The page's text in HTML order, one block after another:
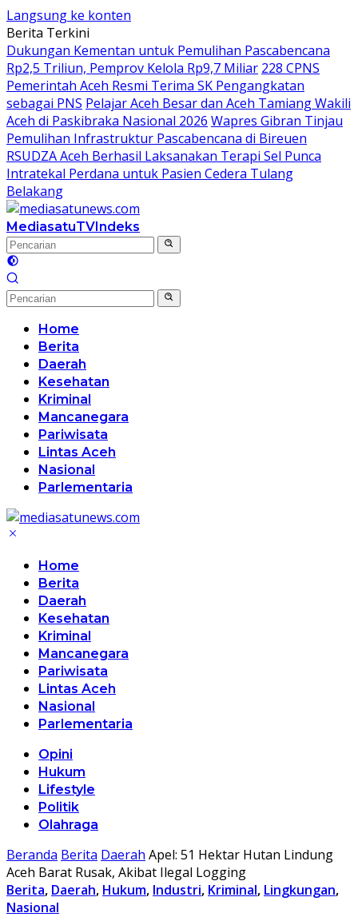
Langsung ke konten
Berita Terkini
Dukungan Kementan untuk Pemulihan Pascabencana
Rp2,5 Triliun, Pemprov Kelola Rp9,7 Miliar 228 CPNS
Pemerintah Aceh Resmi Terima SK Pengangkatan
sebagai PNS Pelajar Aceh Besar dan Aceh Tamiang Wakili
Aceh di Paskibraka Nasional 2026 Wapres Gibran Tinjau
Pemulihan Infrastruktur Pascabencana di Bireuen
RSUDZA Aceh Berhasil Laksanakan Terapi Sel Punca
Intratekal Perdana untuk Pasien Cedera Tulang
Belakang
MediasatuTVIndeks
Home
Berita
Daerah
Kesehatan
Kriminal
Mancanegara
Pariwisata
Lintas Aceh
Nasional
Parlementaria
Home
Berita
Daerah
Kesehatan
Kriminal
Mancanegara
Pariwisata
Lintas Aceh
Nasional
Parlementaria
Opini
Hukum
Lifestyle
Politik
Olahraga
Beranda Berita Daerah Apel: 51 Hektar Hutan Lindung
Aceh Barat Rusak, Akibat Ilegal Logging
Berita, Daerah, Hukum, Industri, Kriminal, Lingkungan,
Nasional